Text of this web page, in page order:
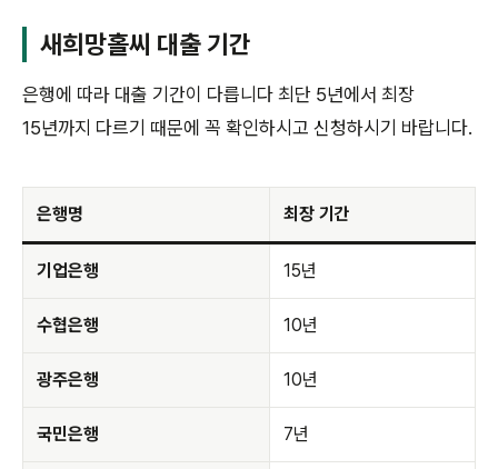
새희망홀씨 대출 기간
은행에 따라 대출 기간이 다릅니다 최단 5년에서 최장
15년까지 다르기 때문에 꼭 확인하시고 신청하시기 바랍니다.
은행명 최장 기간
기업은행 15년
수협은행 10년
광주은행 10년
국민은행 7년